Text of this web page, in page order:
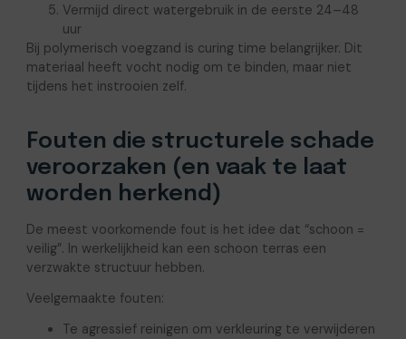
Vermijd direct watergebruik in de eerste 24–48
uur
Bij polymerisch voegzand is curing time belangrijker. Dit
materiaal heeft vocht nodig om te binden, maar niet
tijdens het instrooien zelf.
Fouten die structurele schade
veroorzaken (en vaak te laat
worden herkend)
De meest voorkomende fout is het idee dat “schoon =
veilig”. In werkelijkheid kan een schoon terras een
verzwakte structuur hebben.
Veelgemaakte fouten:
Te agressief reinigen om verkleuring te verwijderen